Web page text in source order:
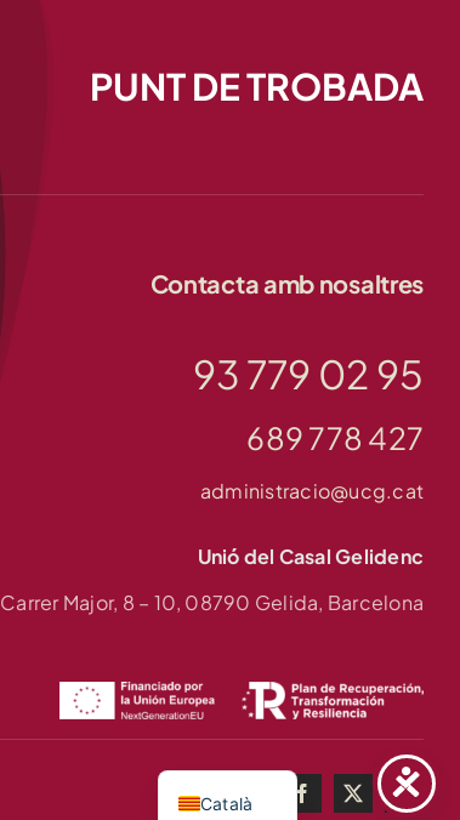
PUNT DE TROBADA
Contacta amb nosaltres
93 779 02 95
689 778 427
administracio@ucg.cat
Unió del Casal Gelidenc
Carrer Major, 8 – 10, 08790 Gelida, Barcelona
Català